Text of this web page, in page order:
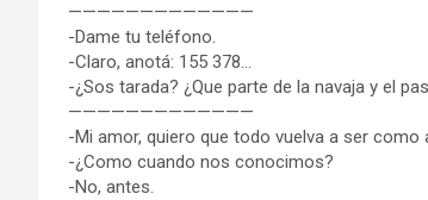
—————————————
-Dame tu teléfono.
-Claro, anotá: 155 378…
-¿Sos tarada? ¿Que parte de la navaja y el
—————————————
-Mi amor, quiero que todo vuelva a ser como
-¿Como cuando nos conocimos?
-No, antes.